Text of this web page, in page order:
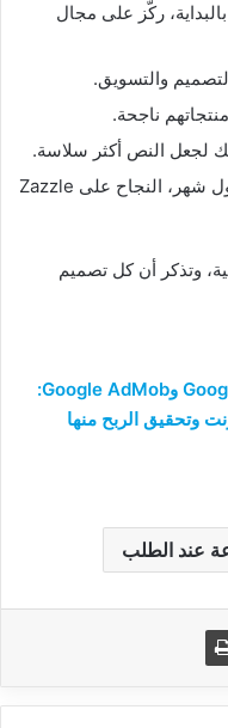
ركّز على مجال
والتسويق.
ناجحة.
لجعل النص أكثر سلاسة.
لا تيأس إن لم تحقق مبيعات في أول شهر، النجاح على Zazzle
وتذكر أن كل تصميم
الفرق بين Google Ads وGoogle AdSense وGoogle AdMob:
وتحقيق الربح منها
عند الطلب